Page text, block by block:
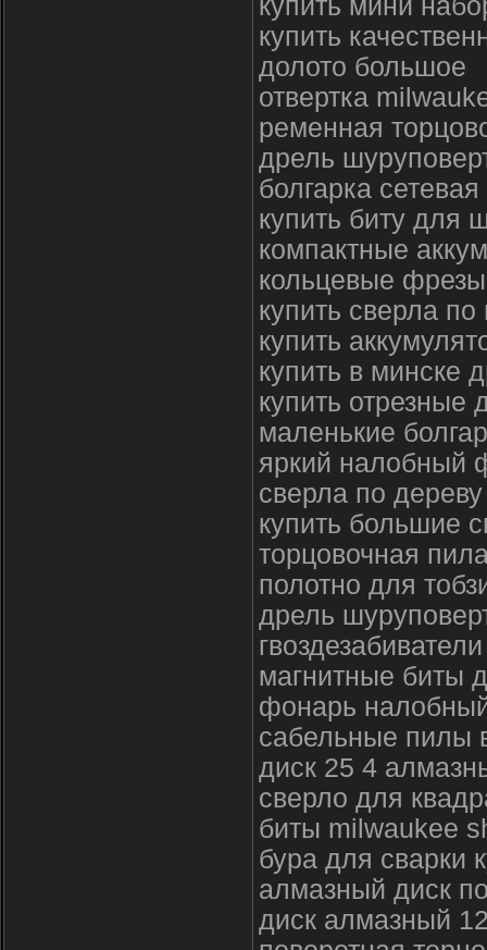
купить
долото большое
отвертка
ременная
дрель
болгарка сетевая
купить биту для
компактные
кольцевые
купить сверла
купить
купить в минске
купить отрезные
маленькие
яркий налобный
сверла по
купить большие
торцовочная
полотно для
дрель
магнитные биты
фонарь
сабельные пилы
диск 25 4
сверло для
биты milwaukee
бура для сварки
алмазный диск
диск алмазный